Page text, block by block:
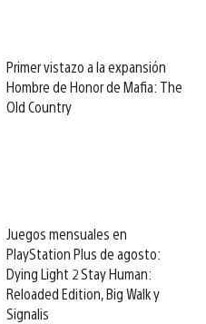
Primer vistazo a la expansión
Hombre de Honor de Mafia: The
Old Country
Juegos mensuales en
PlayStation Plus de agosto:
Dying Light 2 Stay Human:
Reloaded Edition, Big Walk y
Signalis